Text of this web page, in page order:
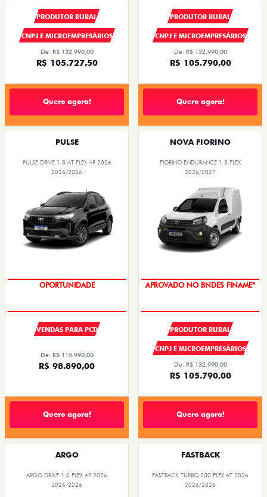
PRODUTOR RURAL
CNPJ E MICROEMPRESÁRIOS
De: R$ 132.990,00
R$ 105.727,50
Quero agora!
PRODUTOR RURAL
CNPJ E MICROEMPRESÁRIOS
De: R$ 132.990,00
R$ 105.790,00
Quero agora!
PULSE
PULSE DRIVE 1.3 AT FLEX 4P 2026
2026/2026
OPORTUNIDADE
VENDAS PARA PCD
De: R$ 115.990,00
R$ 98.890,00
Quero agora!
NOVA FIORINO
FIORINO ENDURANCE 1.3 FLEX
2026/2027
APROVADO NO BNDES FINAME*
PRODUTOR RURAL
CNPJ E MICROEMPRESÁRIOS
De: R$ 132.990,00
R$ 105.790,00
Quero agora!
ARGO
ARGO DRIVE 1.0 FLEX 4P 2026
2026/2026
FASTBACK
FASTBACK TURBO 200 FLEX AT 2026
2026/2026